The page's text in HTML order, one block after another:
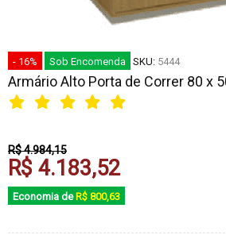
- 16% Sob Encomenda SKU: 5444
Armário Alto Porta de Correr 80 x
R$ 4.984,15
R$ 4.183,52
Economia de R$ 800,63